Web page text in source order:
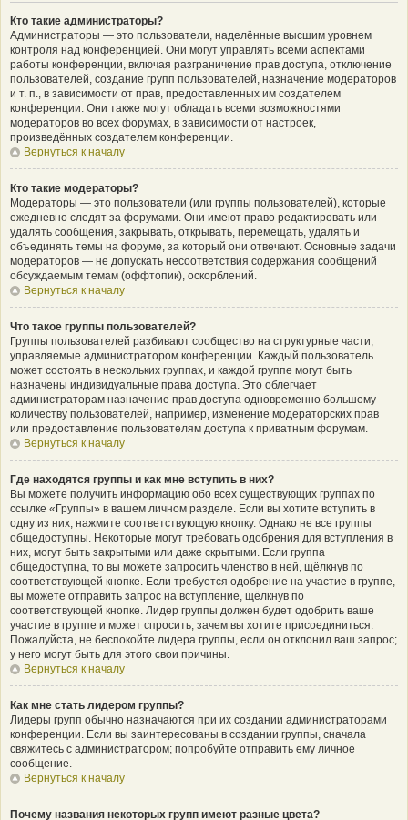
Кто такие администраторы?
Администраторы — это пользователи, наделённые высшим уровнем
контроля над конференцией. Они могут управлять всеми аспектами
работы конференции, включая разграничение прав доступа, отключение
пользователей, создание групп пользователей, назначение модераторов
и т. п., в зависимости от прав, предоставленных им создателем
конференции. Они также могут обладать всеми возможностями
модераторов во всех форумах, в зависимости от настроек,
произведённых создателем конференции.
Вернуться к началу
Кто такие модераторы?
Модераторы — это пользователи (или группы пользователей), которые
ежедневно следят за форумами. Они имеют право редактировать или
удалять сообщения, закрывать, открывать, перемещать, удалять и
объединять темы на форуме, за который они отвечают. Основные задачи
модераторов — не допускать несоответствия содержания сообщений
обсуждаемым темам (оффтопик), оскорблений.
Вернуться к началу
Что такое группы пользователей?
Группы пользователей разбивают сообщество на структурные части,
управляемые администратором конференции. Каждый пользователь
может состоять в нескольких группах, и каждой группе могут быть
назначены индивидуальные права доступа. Это облегчает
администраторам назначение прав доступа одновременно большому
количеству пользователей, например, изменение модераторских прав
или предоставление пользователям доступа к приватным форумам.
Вернуться к началу
Где находятся группы и как мне вступить в них?
Вы можете получить информацию обо всех существующих группах по
ссылке «Группы» в вашем личном разделе. Если вы хотите вступить в
одну из них, нажмите соответствующую кнопку. Однако не все группы
общедоступны. Некоторые могут требовать одобрения для вступления в
них, могут быть закрытыми или даже скрытыми. Если группа
общедоступна, то вы можете запросить членство в ней, щёлкнув по
соответствующей кнопке. Если требуется одобрение на участие в группе,
вы можете отправить запрос на вступление, щёлкнув по
соответствующей кнопке. Лидер группы должен будет одобрить ваше
участие в группе и может спросить, зачем вы хотите присоединиться.
Пожалуйста, не беспокойте лидера группы, если он отклонил ваш запрос;
у него могут быть для этого свои причины.
Вернуться к началу
Как мне стать лидером группы?
Лидеры групп обычно назначаются при их создании администраторами
конференции. Если вы заинтересованы в создании группы, сначала
свяжитесь с администратором; попробуйте отправить ему личное
сообщение.
Вернуться к началу
Почему названия некоторых групп имеют разные цвета?